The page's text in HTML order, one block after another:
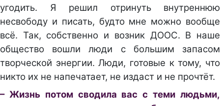
угодить. Я решил отринуть внутреннюю
несвободу и писать, будто мне можно вообще
всё. Так, собственно и возник ДООС. В наше
общество вошли люди с большим запасом
творческой энергии. Люди, готовые к тому, что
никто их не напечатает, не издаст и не прочтёт.
– Жизнь потом сводила вас с теми людьми,